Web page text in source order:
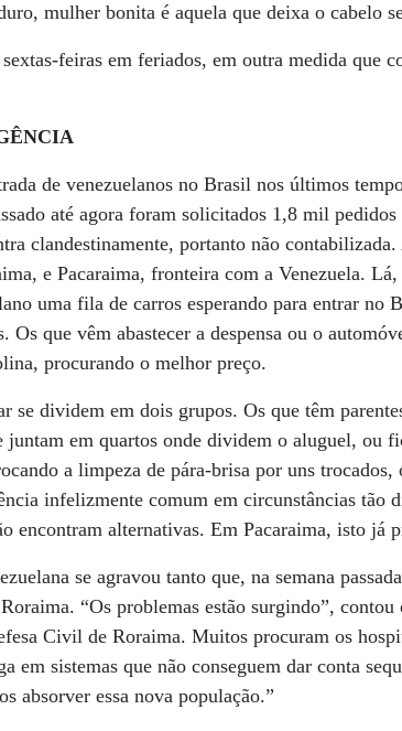
mulher bonita é aquela que deixa o cabelo
feiras em feriados, em outra medida que
de venezuelanos no Brasil nos últimos
até agora foram solicitados 1,8 mil
clandestinamente, portanto não
e Pacaraima, fronteira com a Venezuela.
uma fila de carros esperando para entrar no
Os que vêm abastecer a despensa ou o
procurando o melhor preço.
se dividem em dois grupos. Os que têm
juntam em quartos onde dividem o aluguel, ou
a limpeza de pára-brisa por uns trocados,
infelizmente comum em circunstâncias tão
encontram alternativas. Em Pacaraima, isto já
se agravou tanto que, na semana
“Os problemas estão surgindo”,
Civil de Roraima. Muitos procuram os
em sistemas que não conseguem dar conta
absorver essa nova população.”